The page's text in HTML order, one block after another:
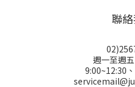
聯
週一至週
9:00~12:30